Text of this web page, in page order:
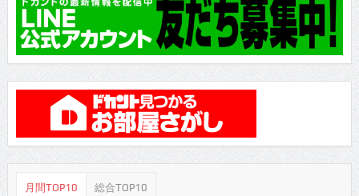
月間TOP10 総合TOP10